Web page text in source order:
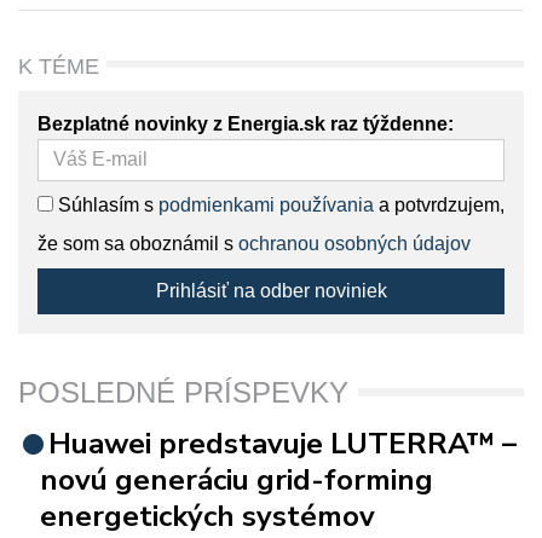
K TÉME
Bezplatné novinky z Energia.sk raz týždenne:
Súhlasím s podmienkami používania a potvrdzujem,
že som sa oboznámil s ochranou osobných údajov
Prihlásiť na odber noviniek
POSLEDNÉ PRÍSPEVKY
Huawei predstavuje LUTERRA™ –
novú generáciu grid-forming
energetických systémov